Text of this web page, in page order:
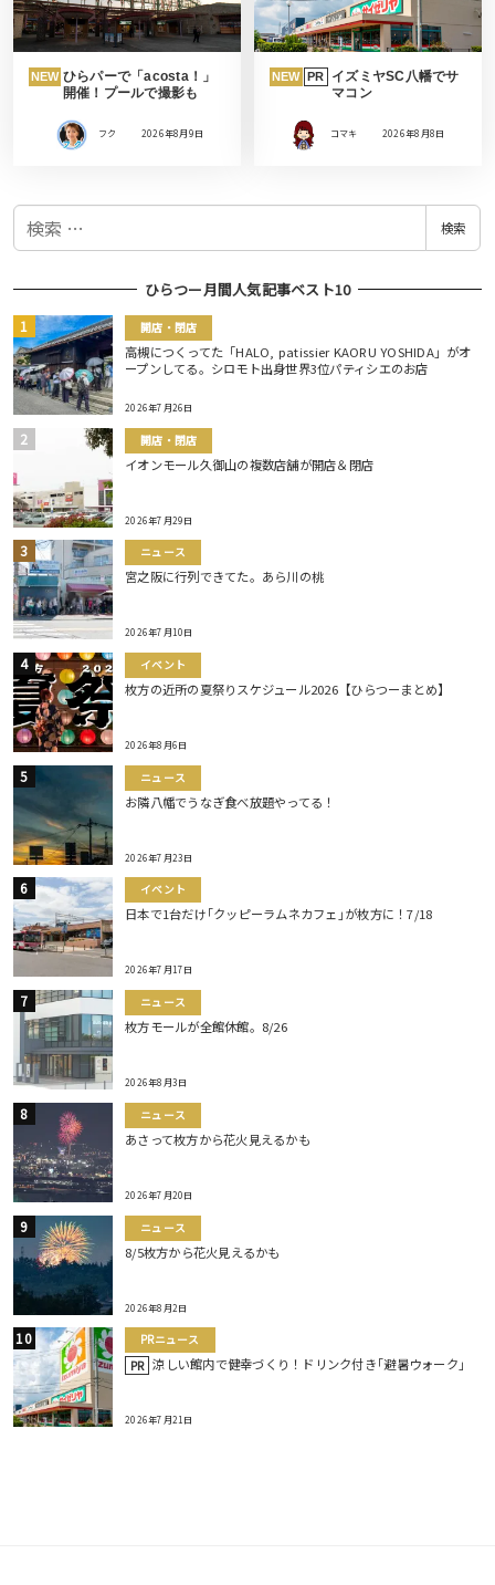
NEW ひらパーで「acosta！」
開催！プールで撮影も
フク 2026年8月9日
NEW PR
イズミヤSC八幡でサ
マコン
コマキ 2026年8月8日
検
検索
ひらつー月間人気記事ベスト10
開店・閉店
高槻につくってた「HALO, patissier KAORU YOSHIDA」がオ
ープンしてる。シロモト出身世界3位パティシエのお店
2026年7月26日
開店・閉店
イオンモール久御山の複数店舗が開店＆閉店
2026年7月29日
ニュース
宮之阪に行列できてた。あら川の桃
2026年7月10日
イベント
枚方の近所の夏祭りスケジュール2026【ひらつーまとめ】
2026年8月6日
ニュース
お隣八幡でうなぎ食べ放題やってる！
2026年7月23日
イベント
日本で1台だけ｢クッピーラムネカフェ｣が枚方に！7/18
2026年7月17日
ニュース
枚方モールが全館休館。8/26
2026年8月3日
ニュース
あさって枚方から花火見えるかも
2026年7月20日
ニュース
8/5枚方から花火見えるかも
2026年8月2日
PRニュース
PR 涼しい館内で健幸づくり！ドリンク付き｢避暑ウォーク｣
2026年7月21日